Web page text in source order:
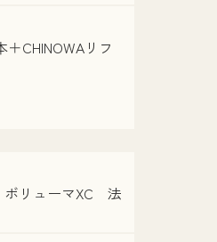
＋CHINOWAリフ
ボリューマXC 法